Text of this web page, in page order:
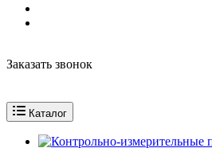
Заказать звонок
Каталог